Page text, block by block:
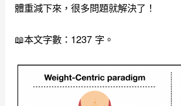
體重減下來，很多問題就解決了！
📖本文字數：1237 字。